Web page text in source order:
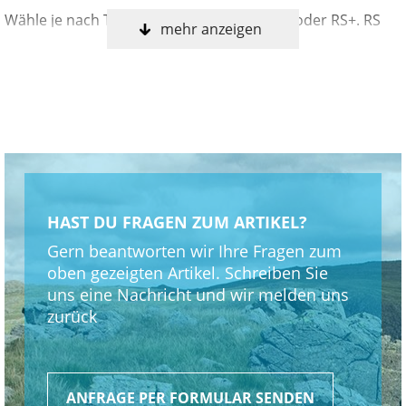
Wähle je nach Tourenprofil den Modus RS oder RS+. RS
liefert 60 Nm für mehr Reichweite, RS+ bietet 85 Nm. Das
Der Sattel lässt sich so weit absenken, dass er nicht im
Weg ist und du mehr Bewegungsfreiheit und Kontrolle
mm auf. Lange Dropper-Posts sind alternativlos!
Zwei Akkuoptionen
Du hast die Wahl zwischen einem Akku mit 420 Wh und
einem mit 630 Wh. So bist du immer bestens für die Trails
ausgerüstet, die du dir vornimmst. Wenn die Tour mal
ganz lang wird, kannst du die Reichweite mit dem 210-Wh-
mehr anzeigen
HAST DU FRAGEN ZUM ARTIKEL?
Gern beantworten wir Ihre Fragen zum
oben gezeigten Artikel. Schreiben Sie
uns eine Nachricht und wir melden uns
zurück
ANFRAGE PER FORMULAR SENDEN